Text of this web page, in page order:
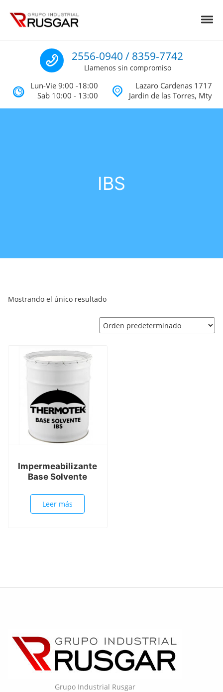
Impermeabilizantes y Aislantes
Llamenos
2556-0940 / 8359-7742
Llamenos sin compromiso
Lun-Vie 9:00 -18:00
Sab 10:00 - 13:00
Lazaro Cardenas 1717
Jardin de las Torres, Mty
IBS
Mostrando el único resultado
Impermeabilizante
Base Solvente
Leer más
Grupo Industrial Rusgar